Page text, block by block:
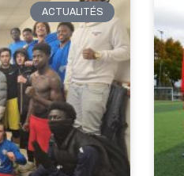
ACTUALITÉS